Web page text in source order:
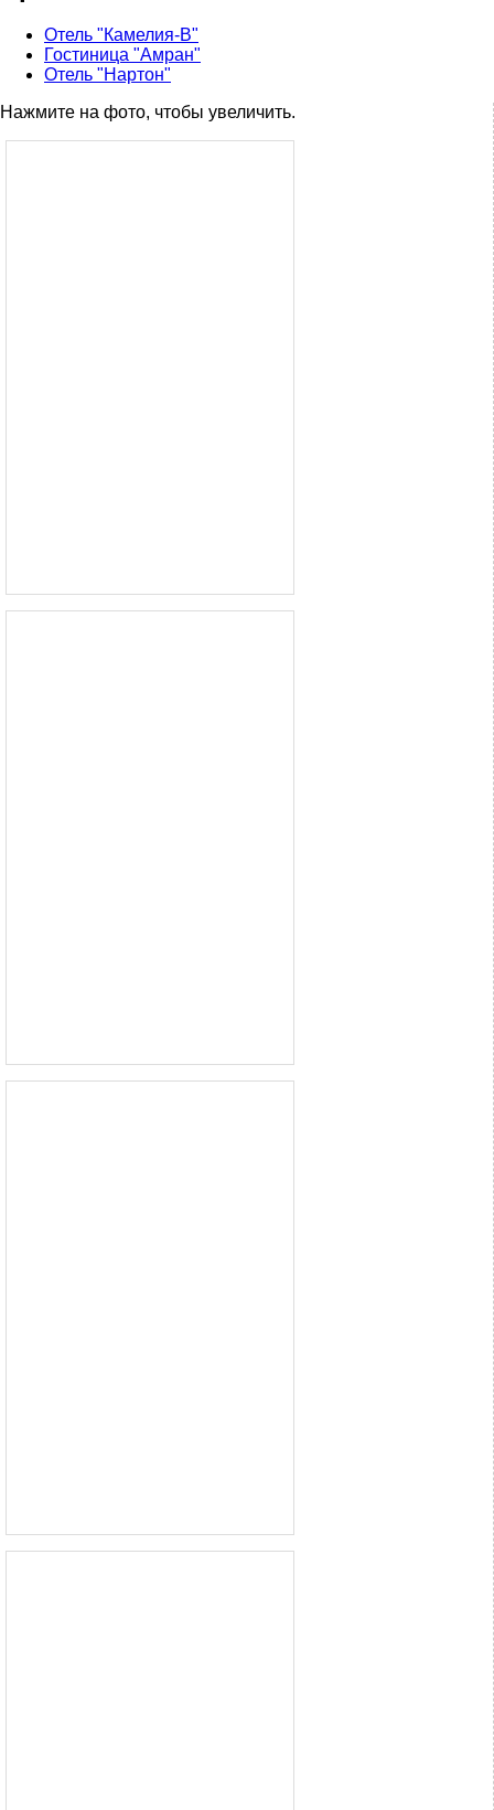
Отель "Камелия-В"
Гостиница "Амран"
Отель "Нартон"
Нажмите на фото, чтобы увеличить.